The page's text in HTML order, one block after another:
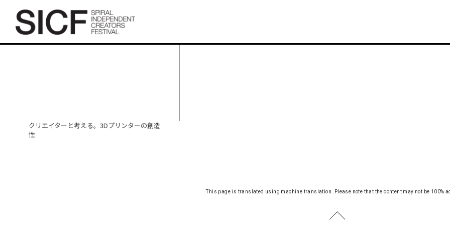
クリエイターと考える。3Dプリンターの創造
性
This page is translated using machine translation. Please note that the content may not be 100%